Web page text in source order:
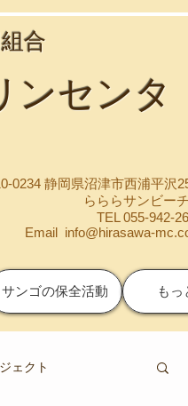
合
ンセンタ
0234 静岡県沼津市西浦平沢
らららサンビー
TEL 055-942-
Email info@hirasawa-
サンゴの保全活動 もっ
ェクト